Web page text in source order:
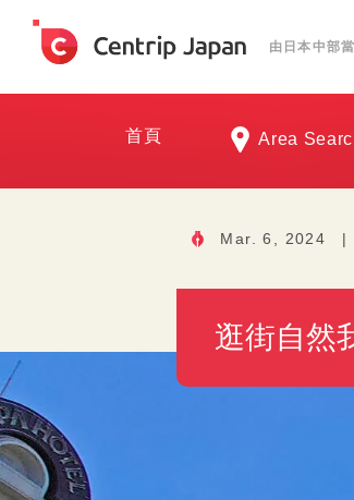
由日本中部
首頁 Area
Mar. 6, 2024 |
逛街自然